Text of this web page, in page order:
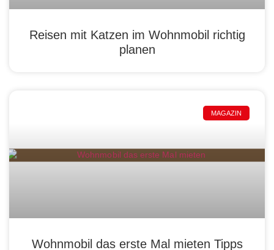
Reisen mit Katzen im Wohnmobil richtig
planen
MAGAZIN
Wohnmobil das erste Mal mieten Tipps